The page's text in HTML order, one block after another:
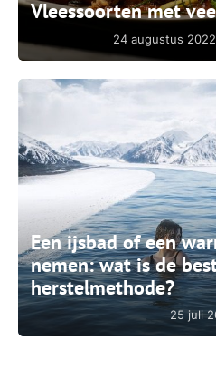
Vleessoorten met
24 augustus 2022
Een ijsbad of een
nemen: wat is de
herstelmethode?
25 juli